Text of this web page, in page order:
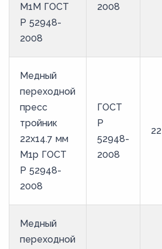
М1М ГОСТ
Р 52948-
2008
2008
Медный
переходной
пресс
тройник
22х14.7 мм
М1р ГОСТ
Р 52948-
2008
ГОСТ
Р
52948-
2008
22
Медный
переходной